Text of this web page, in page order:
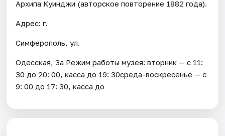
Архипа Куинджи (авторское повторение 1882 года).
Адрес: г.
Симферополь, ул.
Одесская, 3а Режим работы музея: вторник — с 11:
30 до 20: 00, касса до 19: 30среда-воскресенье — с
9: 00 до 17: 30, касса до